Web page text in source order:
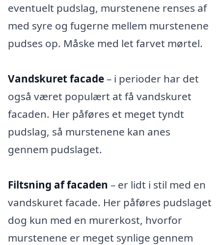
eventuelt pudslag, murstenene renses af
med syre og fugerne mellem murstenene
pudses op. Måske med let farvet mørtel.
Vandskuret facade– i perioder har det
også været populært at få vandskuret
facaden. Her påføres et meget tyndt
pudslag, så murstenene kan anes
gennem pudslaget.
Filtsning af facaden – er lidt i stil med en
vandskuret facade. Her påføres pudslaget
dog kun med en murerkost, hvorfor
murstenene er meget synlige gennem